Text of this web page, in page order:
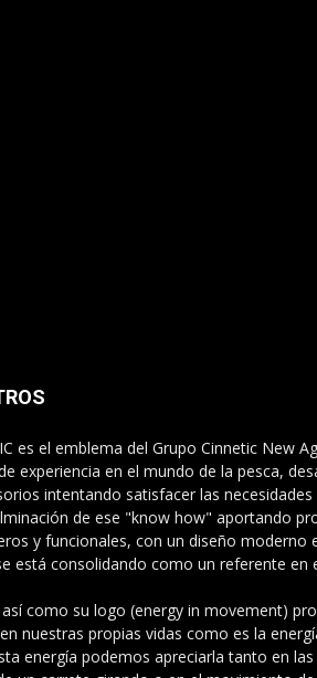
es el emblema del Grupo Cinnetic New
experiencia en el mundo de la pesca,
intentando satisfacer las
de ese "know how" aportando
y funcionales, con un diseño moderno
está consolidando como un referente en
como su logo (energy in movement)
nuestras propias vidas como es la
energía podemos apreciarla tanto en